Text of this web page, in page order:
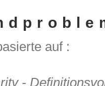
auf :
-